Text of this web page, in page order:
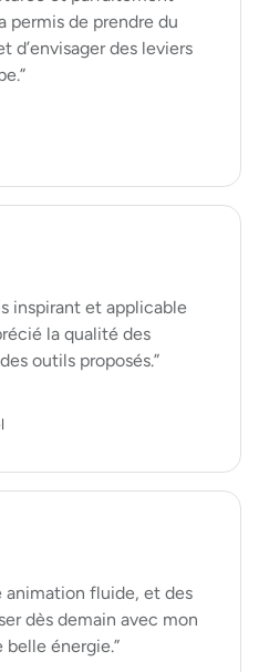
permis de prendre du
d’envisager des leviers
inspirant et applicable
la qualité des
outils proposés.”
animation fluide, et des
dès demain avec mon
énergie.”